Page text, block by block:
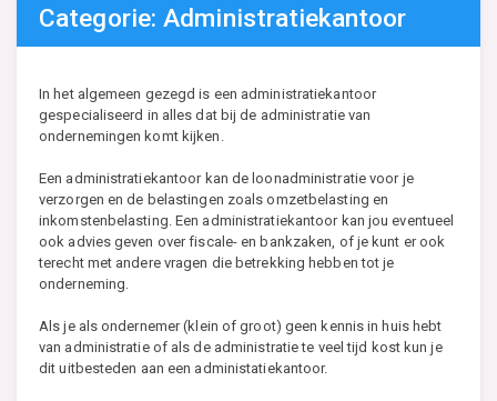
Categorie: Administratiekantoor
In het algemeen gezegd is een administratiekantoor
gespecialiseerd in alles dat bij de administratie van
ondernemingen komt kijken.
Een administratiekantoor kan de loonadministratie voor je
verzorgen en de belastingen zoals omzetbelasting en
inkomstenbelasting. Een administratiekantoor kan jou eventueel
ook advies geven over fiscale- en bankzaken, of je kunt er ook
terecht met andere vragen die betrekking hebben tot je
onderneming.
Als je als ondernemer (klein of groot) geen kennis in huis hebt
van administratie of als de administratie te veel tijd kost kun je
dit uitbesteden aan een administatiekantoor.